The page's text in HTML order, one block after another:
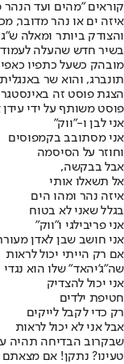
קוראים "מהים ועד
איזה ים או נהר מדובר,
והצודק ביותר ומאלה
בשיר חדש שהעלה לעמוד
מובהק כשעל כתפיו
תונברג, והוא שר
הצגת פוסט זה
פוסט משותף על ידי ‏‎עידן אלתרמן • Edan Alterman‎‏ (@‏‎alterman_‎‏)
אני לבן ו-"ווק"
אני מסתובב בקמפוסים
וחוזר על הסיסמה
אבל בבקשה,
אל תשאלו אותי
איזה נהר ומהו הים
בגלל שאני לא בטוח
אני פריבילגי ו"ווק"
אני חושב שבן לאדן
אם רק הייתי יכול לראות
שה"ג'יהאד" שלו הוא נגדי
אני יכול להצדיק
חטיפת ילדים
רק כדי לקבל לייקים
אבל אני לא יכול לראות
שבקרוב הבדיחה תהיה
טעינו? נתקן! אם